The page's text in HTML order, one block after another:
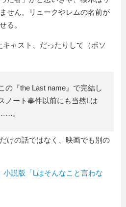
せん。リュークやレムの名前が
る。
ャスト、だったりして（ボソ
の『the Last name』で完結し
ノート事件以前にも当然Lは
。
けの話ではなく、映画でも別の
小説版「Lはそんなこと言わな